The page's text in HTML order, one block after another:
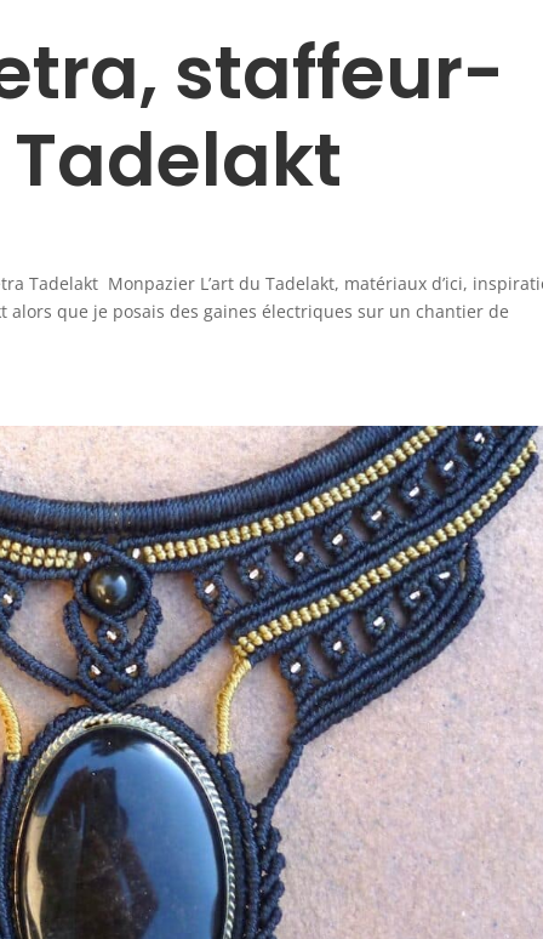
staffeur-
Tadelakt Monpazier L’art du Tadelakt, matériaux d’ici,
alors que je posais des gaines électriques sur un chantier de